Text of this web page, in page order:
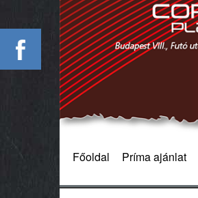
Főoldal Príma ajánlat